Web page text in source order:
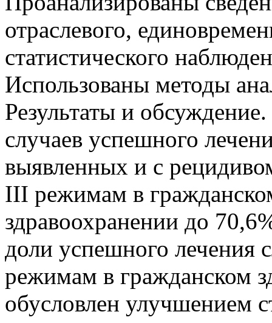
отраслевого,
статистического
Использованы методы
Результаты и
случаев успешного
выявленных и с
III режимам в
здравоохранении до
доли успешного лечения
режимам в гражданском
обусловлен улучшением